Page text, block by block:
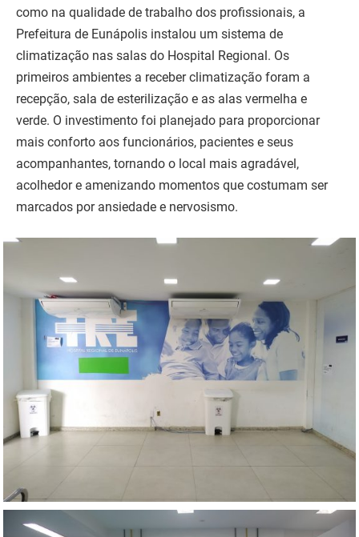
como na qualidade de trabalho dos profissionais, a
Prefeitura de Eunápolis instalou um sistema de
climatização nas salas do Hospital Regional. Os
primeiros ambientes a receber climatização foram a
recepção, sala de esterilização e as alas vermelha e
verde. O investimento foi planejado para proporcionar
mais conforto aos funcionários, pacientes e seus
acompanhantes, tornando o local mais agradável,
acolhedor e amenizando momentos que costumam ser
marcados por ansiedade e nervosismo.